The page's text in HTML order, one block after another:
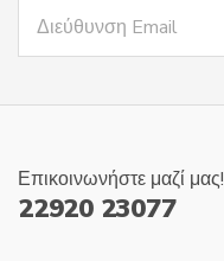
Επικοινωνήστε μαζί μας!
22920 23077